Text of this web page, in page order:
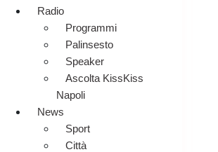
Radio
Programmi
Palinsesto
Speaker
Ascolta KissKiss
Napoli
News
Sport
Città